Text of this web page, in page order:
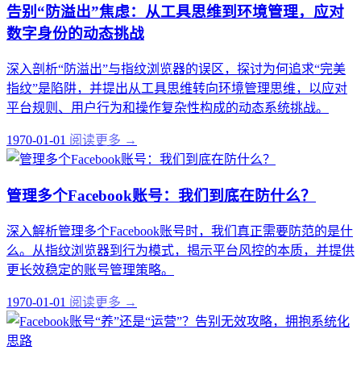
告别“防溢出”焦虑：从工具思维到环境管理，应对
数字身份的动态挑战
深入剖析“防溢出”与指纹浏览器的误区，探讨为何追求“完美
指纹”是陷阱，并提出从工具思维转向环境管理思维，以应对
平台规则、用户行为和操作复杂性构成的动态系统挑战。
1970-01-01 阅读更多 →
管理多个Facebook账号：我们到底在防什么？
深入解析管理多个Facebook账号时，我们真正需要防范的是什
么。从指纹浏览器到行为模式，揭示平台风控的本质，并提供
更长效稳定的账号管理策略。
1970-01-01 阅读更多 →